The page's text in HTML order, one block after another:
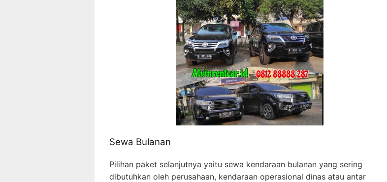
Sewa Bulanan
Pilihan paket selanjutnya yaitu sewa kendaraan bulanan yang sering
dibutuhkan oleh perusahaan, kendaraan operasional dinas atau antar